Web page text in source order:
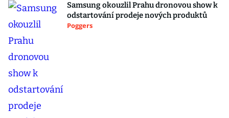
Samsung okouzlil Prahu dronovou show k
odstartování prodeje nových produktů
Poggers